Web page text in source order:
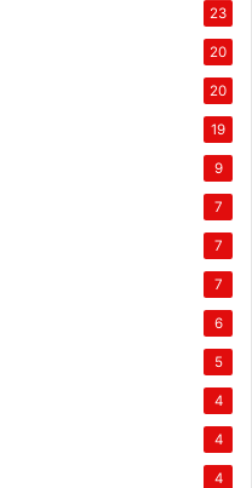
23
20
20
19
9
7
7
7
6
5
4
4
4